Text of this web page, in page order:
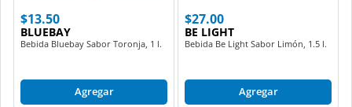
$13.50
BLUEBAY
Bebida Bluebay Sabor Toronja, 1 l.
Agregar
$27.00
BE LIGHT
Bebida Be Light Sabor Limón, 1.5 l.
Agregar